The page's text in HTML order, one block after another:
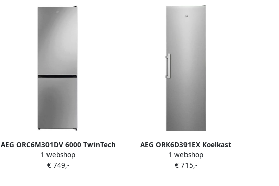
AEG ORC6M301DV 6000 TwinTech
Koel-vriescombinatie
1 webshop
€ 749,-
AEG ORK6D391EX Koelkast
zonder vriesvak Grijs
1 webshop
€ 715,-